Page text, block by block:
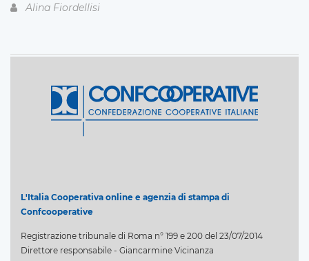
Alina Fiordellisi
L'Italia Cooperativa online e agenzia di stampa di
Confcooperative
Registrazione tribunale di Roma n° 199 e 200 del 23/07/2014
Direttore responsabile - Giancarmine Vicinanza